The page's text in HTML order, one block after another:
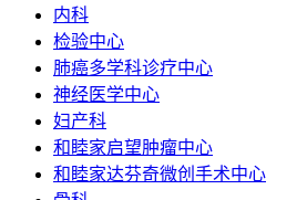
内科
检验中心
肺癌多学科诊疗中心
神经医学中心
妇产科
和睦家启望肿瘤中心
和睦家达芬奇微创手术中心